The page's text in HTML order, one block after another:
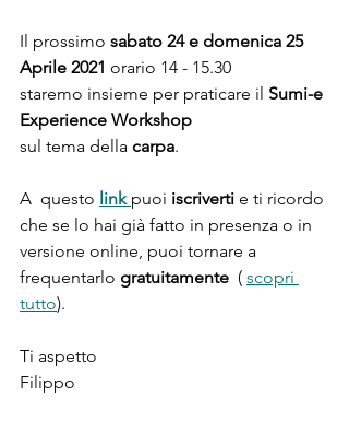
Il prossimo sabato 24 e domenica 25
Aprile 2021 orario 14 - 15.30
staremo insieme per praticare il Sumi-e
Experience Workshop
sul tema della carpa.
A  questo link puoi iscriverti e ti ricordo
che se lo hai già fatto in presenza o in
versione online, puoi tornare a
frequentarlo gratuitamente
  (
scopri
tutto).
Ti aspetto
Filippo